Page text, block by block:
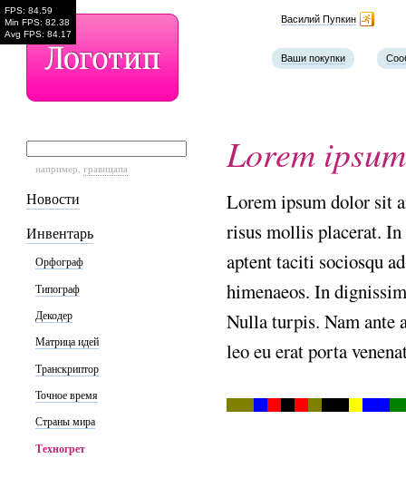
Наш телефон Василий Пупкин
Ваши покупки
например,гравицапа
Новости
Инвентарь
Орфограф
Типограф
Декодер
Матрица идей
Транскриптор
Точное время
Страны мира
Техногрет
Lorem
Lorem ipsum dolor sit
risus mollis placerat. In
aptent taciti sociosqu
himenaeos. In
Nulla turpis. Nam ante
leo eu erat porta
FPS: 84.59
Min FPS: 82.38
Avg FPS: 84.17